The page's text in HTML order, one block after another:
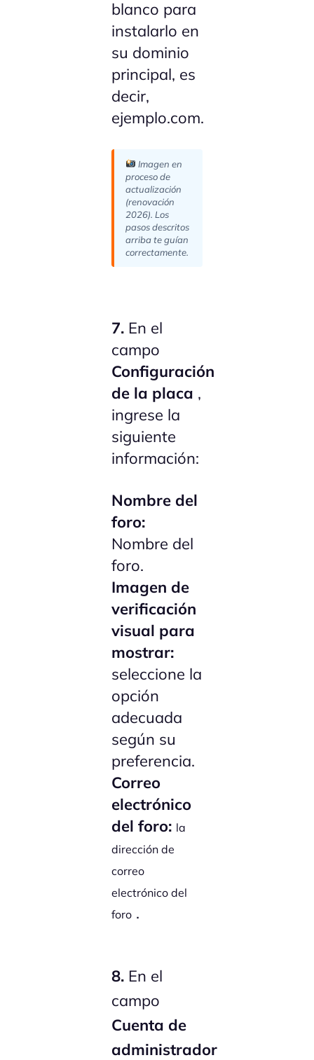
blanco para
instalarlo en
su dominio
principal, es
decir,
ejemplo.com.
Imagen en
proceso de
actualización
(renovación
2026). Los
pasos descritos
arriba te guían
correctamente.
7. En el
campo
Configuración
de la placa ,
ingrese la
siguiente
información:
Nombre del
foro:
Nombre del
foro.
Imagen de
verificación
visual para
mostrar:
seleccione la
opción
adecuada
según su
preferencia.
Correo
electrónico
del foro: la
dirección de
correo
electrónico del
foro .
8. En el
campo
Cuenta de
administrador